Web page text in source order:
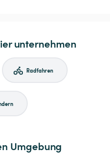
unternehmen
Radfahren
Umgebung